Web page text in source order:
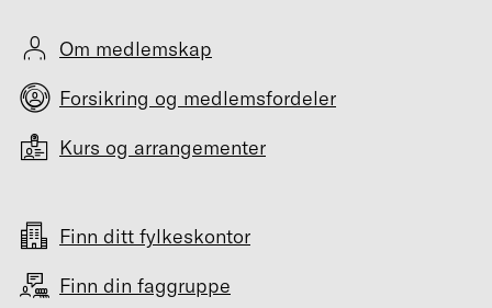
Om medlemskap
Forsikring og medlemsfordeler
Kurs og arrangementer
Finn ditt fylkeskontor
Finn din faggruppe